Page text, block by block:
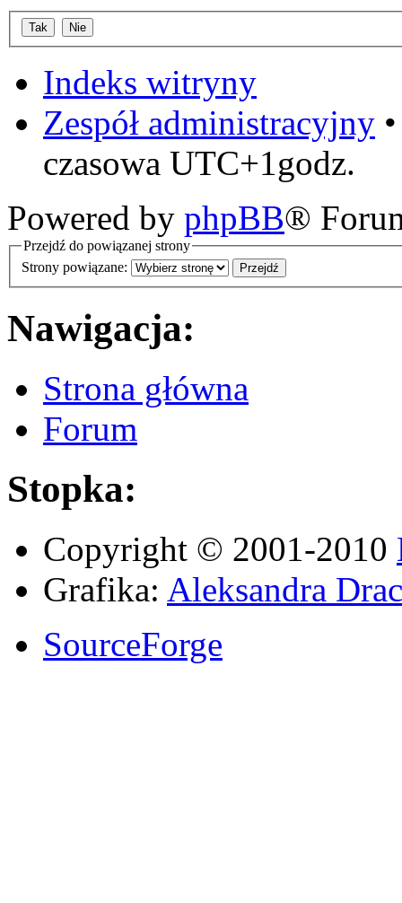
Indeks witryny
Zespół administracyjny
czasowa UTC+1godz.
Powered by phpBB®
Przejdź do powiązanej strony
Strony powiązane:
Nawigacja:
Strona główna
Forum
Stopka:
Copyright © 2001-2010
Grafika: Aleksandra
SourceForge